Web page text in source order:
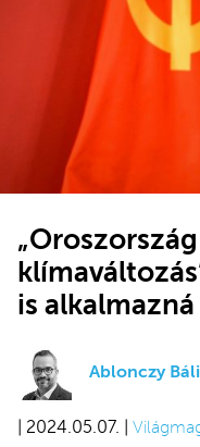
is
Ablonczy
| 2024.05.07. |